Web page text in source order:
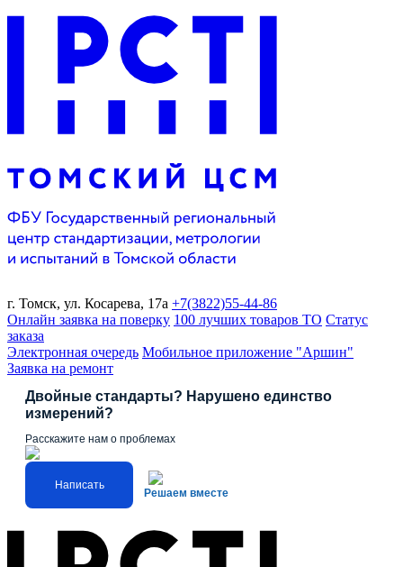
г. Томск, ул. Косарева, 17а +7(3822)55-44-86
Онлайн заявка на поверку 100 лучших товаров ТО Статус
заказа
Электронная очередь Мобильное приложение "Аршин"
Заявка на ремонт
Двойные стандарты? Нарушено единство
измерений?
Расскажите нам о проблемах
Написать
Решаем вместе